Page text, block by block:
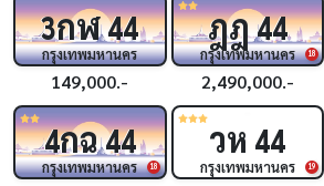
3กฬ44
กรุงเทพมหานคร
149,000.-
18
ฎฎ44
กรุงเทพมหานคร
2,490,000.-
18
4กฉ44
กรุงเทพมหานคร 19
วห 44
กรุงเทพมหานคร